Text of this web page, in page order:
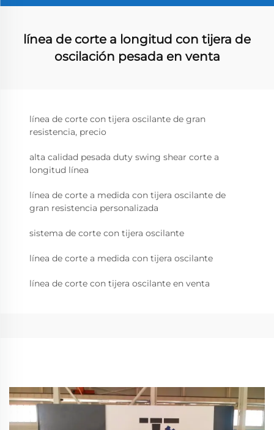
línea de corte a longitud con tijera de
oscilación pesada en venta
línea de corte con tijera oscilante de gran
resistencia, precio
alta calidad pesada duty swing shear corte a
longitud línea
línea de corte a medida con tijera oscilante de
gran resistencia personalizada
sistema de corte con tijera oscilante
línea de corte a medida con tijera oscilante
línea de corte con tijera oscilante en venta